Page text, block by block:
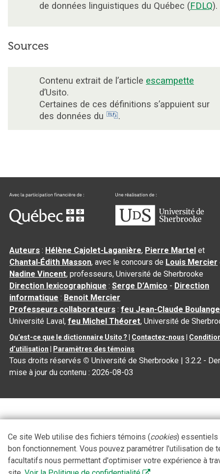
de données linguistiques du Québec (FDLQ).
Sources
Contenu extrait de l’article escampette
d’Usito.
Certaines de ces définitions s’appuient sur
des données du
.
Auteurs : Hélène Cajolet-Laganière, Pierre Martel et
Chantal‑Édith Masson, avec le concours de Louis Mercier
Nadine Vincent, professeurs, Université de Sherbrooke
Direction lexicographique :Serge D’Amico - Direction
informatique : Benoit Mercier
Professeurs collaborateurs :feu Jean-Claude
Université Laval,feu Michel Théoret, Université de
Qu’est-ce que le dictionnaire Usito ? Contactez-nous
d’utilisation
Paramètres des témoins
Tous droits réservés © Université de Sherbrooke |3.2.2 -
mise à jour du contenu :2026-08-03
Ce site Web utilise des fichiers témoins (cookies) essentiels
bon fonctionnement. Vous pouvez paramétrer l'utilisation de
facultatifs nous permettant d'optimiser votre expérience à